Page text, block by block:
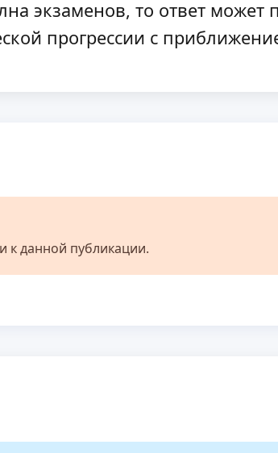
экзаменов, то ответ может
прогрессии с
к данной публикации.